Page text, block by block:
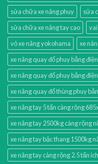
sửa chữa xe nâng phuy
sửa
sửa chữa xe nâng tay cao
vỏ xe nâng yokohama
xe
xe nâng quay đổ phuy bằng
xe nâng quay đổ phuy bằng
xe nâng quay đổ thùng phuy
xe nâng tay 5 tấn càng rộng
xe nâng tay 2500kg càng rộng
xe nâng tay bậc thang 1500kg
xe nâng tay càng rộng 2.5 tấn